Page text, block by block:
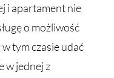
i apartament nie
o możliwość
tym czasie udać
w jednej z